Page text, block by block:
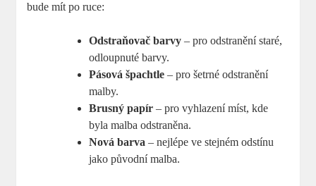
bude mít po ruce:
Odstraňovač barvy – pro odstranění staré,
odloupnuté barvy.
Pásová špachtle – pro šetrné odstranění
malby.
Brusný papír – pro vyhlazení míst, kde
byla malba odstraněna.
Nová barva – nejlépe ve stejném odstínu
jako původní malba.